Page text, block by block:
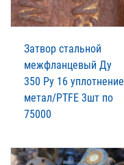
Затвор стальной
межфланцевый Ду
350 Ру 16 уплотнение
метал/PTFE 3шт по
75000